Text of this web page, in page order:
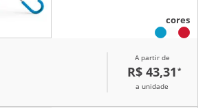
cores
A partir de
R$ 43,31 *
a unidade